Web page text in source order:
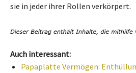
sie in jeder ihrer Rollen verkörpert.
Auch interessant:
Papaplatte Vermögen: